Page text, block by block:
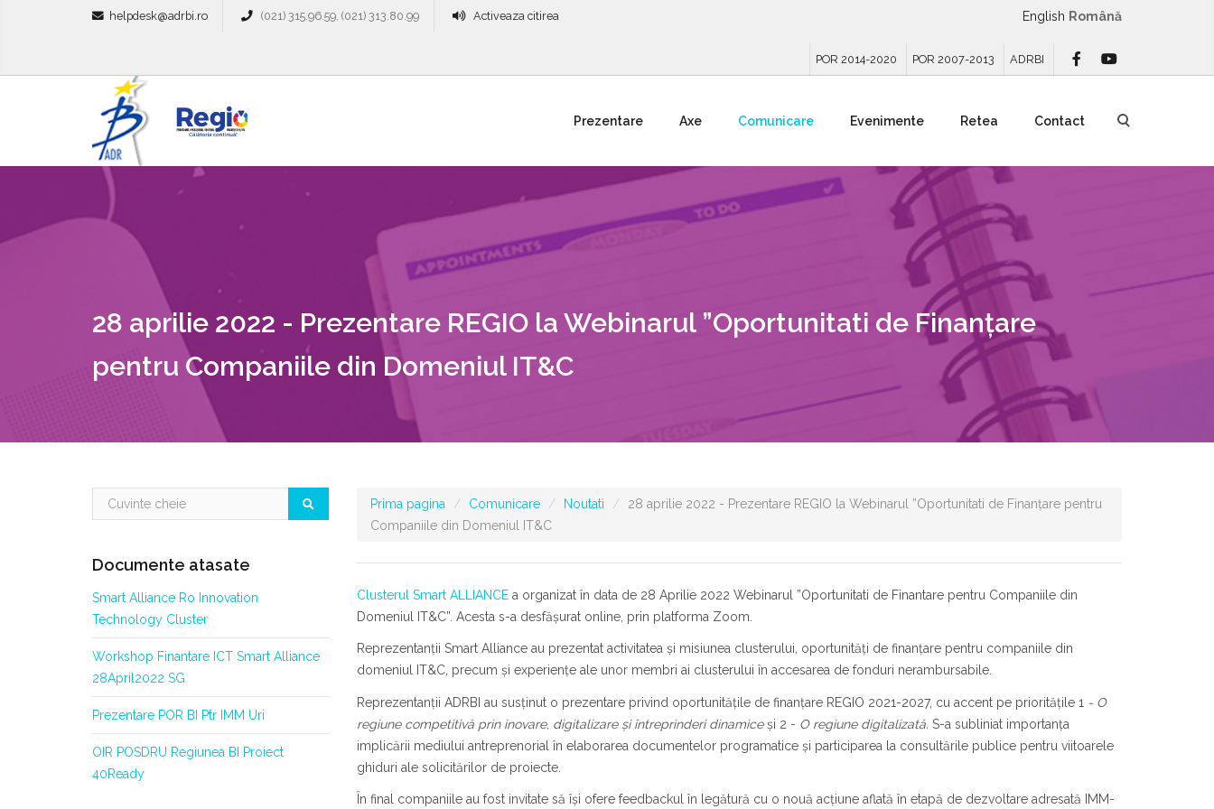
helpdesk@adrbi.ro (021) 315.96.59, (021) 313.80.99 Activeaza citirea English Română
POR 2014-2020 POR 2007-2013 ADRBI
Prezentare Axe Comunicare Evenimente Retea Contact
28 aprilie 2022 - Prezentare REGIO la Webinarul ”Oportunitati de Finanțare
pentru Companiile din Domeniul IT&C
Prima pagina Comunicare Noutati
28 aprilie 2022 - Prezentare REGIO la Webinarul ”Oportunitati de Finanțare pentru
Companiile din Domeniul IT&C
Clusterul Smart ALLIANCE a organizat în data de 28 Aprilie 2022 Webinarul ”Oportunitati de Finantare pentru Companiile din
Domeniul IT&C”. Acesta s-a desfăşurat online, prin platforma Zoom.
Reprezentanţii Smart Alliance au prezentat activitatea şi misiunea clusterului, oportunități de finanțare pentru companiile din
domeniul IT&C, precum şi experienţe ale unor membri ai clusterului în accesarea de fonduri nerambursabile.
Reprezentanţii ADRBI au susţinut o prezentare privind oportunităţile de finanţare REGIO 2021-2027, cu accent pe priorităţile 1 - O
regiune competitivă prin inovare, digitalizare și întreprinderidinamiceşi 2 - O regiune digitalizată. S-a subliniat importanţa
implicării mediului antreprenorial în elaborarea documentelor programatice şi participarea la consultările publice pentru viitoarele
ghiduri ale solicitărilor de proiecte.
În final companiile au fost invitate să își ofere feedbackul în legătură cu o nouă acţiune aflată în etapă de dezvoltare adresată IMM-
Documente atasate
Smart Alliance Ro Innovation
Technology Cluster
Workshop Finantare ICT Smart Alliance
28April2022 SG
Prezentare POR BI Ptr IMM Uri
OIR POSDRU Regiunea BI Proiect
40Ready